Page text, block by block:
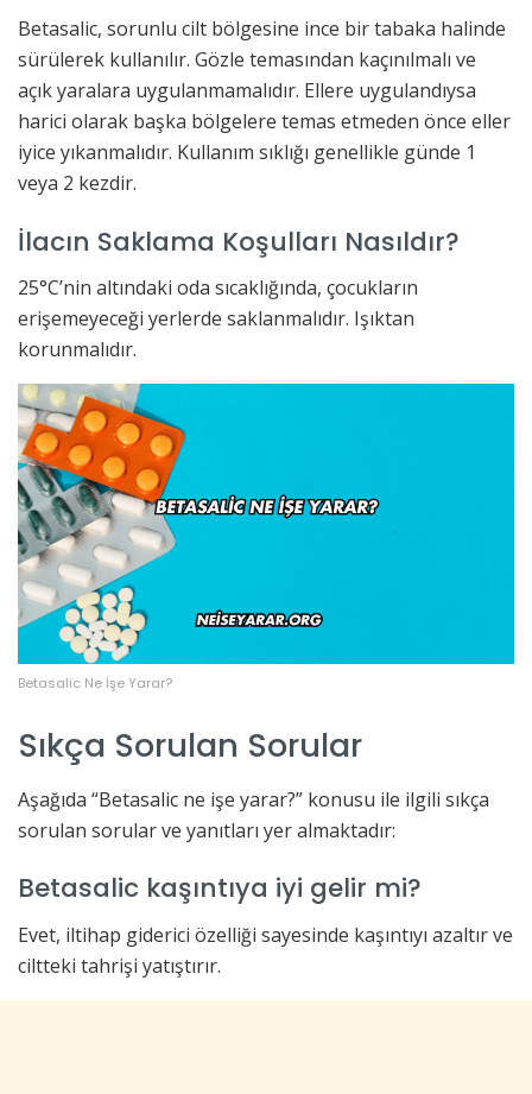
Betasalic, sorunlu cilt bölgesine ince bir tabaka halinde
sürülerek kullanılır. Gözle temasından kaçınılmalı ve
açık yaralara uygulanmamalıdır. Ellere uygulandıysa
harici olarak başka bölgelere temas etmeden önce eller
iyice yıkanmalıdır. Kullanım sıklığı genellikle günde 1
veya 2 kezdir.
İlacın Saklama Koşulları Nasıldır?
25°C’nin altındaki oda sıcaklığında, çocukların
erişemeyeceği yerlerde saklanmalıdır. Işıktan
korunmalıdır.
Betasalic Ne İşe Yarar?
Sıkça Sorulan Sorular
Aşağıda “Betasalic ne işe yarar?” konusu ile ilgili sıkça
sorulan sorular ve yanıtları yer almaktadır:
Betasalic kaşıntıya iyi gelir mi?
Evet, iltihap giderici özelliği sayesinde kaşıntıyı azaltır ve
ciltteki tahrişi yatıştırır.